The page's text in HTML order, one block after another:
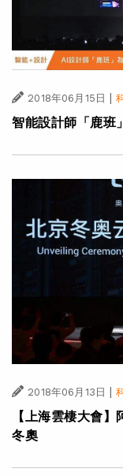
2018年06月15日 |
智能設計師「鹿班
2018年06月13日 |
【上海雲棲大會
冬奧